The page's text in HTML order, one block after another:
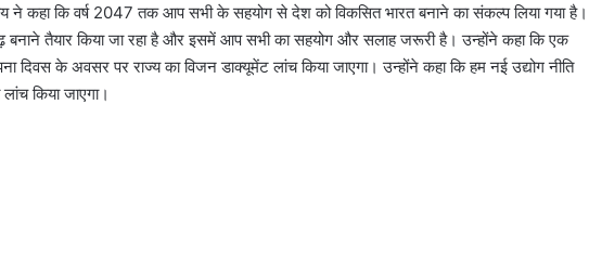
कहा कि वर्ष 2047 तक आप सभी के सहयोग से देश को विकसित भारत बनाने का संकल्प लिया गया है।
बनाने तैयार किया जा रहा है और इसमें आप सभी का सहयोग और सलाह जरूरी है। उन्होंने कहा कि एक
दिवस के अवसर पर राज्य का विजन डाक्यूमेंट लांच किया जाएगा। उन्होंने कहा कि हम नई उद्योग नीति
किया जाएगा।